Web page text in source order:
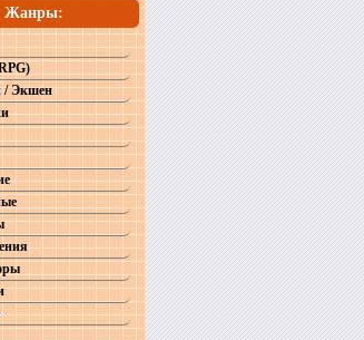
Жанры:
/ Экшен